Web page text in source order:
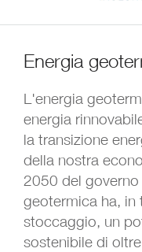
Energia
L'energia
energia
la transizione
della nostra
2050 del
geotermica ha, in
stoccaggio, un
sostenibile di